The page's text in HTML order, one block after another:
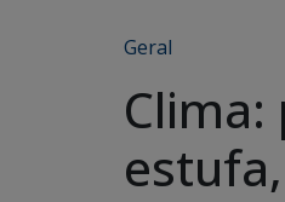
Geral